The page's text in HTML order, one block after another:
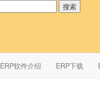
ERP软件介绍 ERP下载